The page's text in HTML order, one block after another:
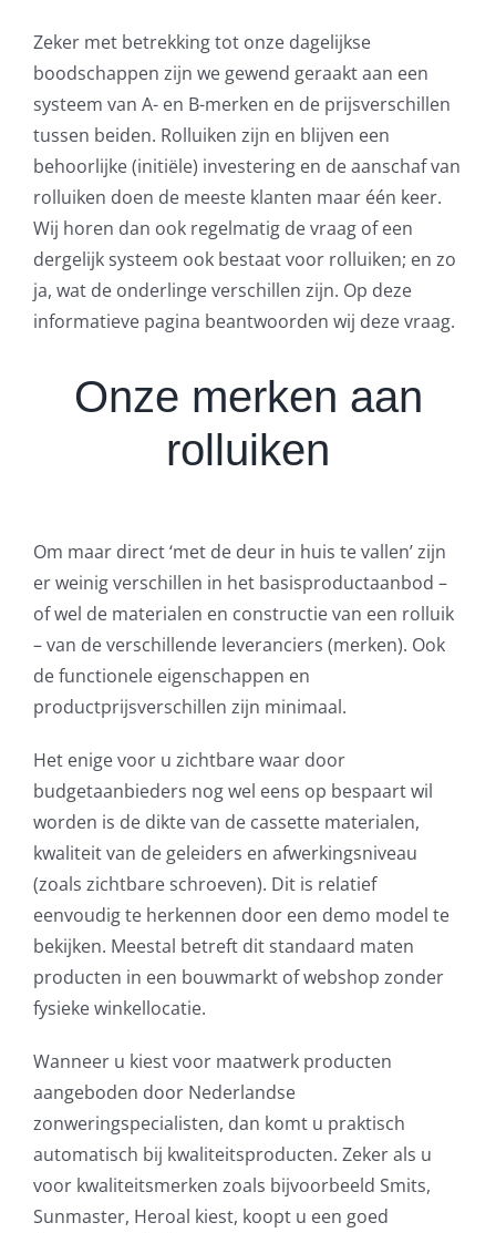
Zeker met betrekking tot onze dagelijkse
boodschappen zijn we gewend geraakt aan een
systeem van A- en B-merken en de prijsverschillen
tussen beiden. Rolluiken zijn en blijven een
behoorlijke (initiële) investering en de aanschaf van
rolluiken doen de meeste klanten maar één keer.
Wij horen dan ook regelmatig de vraag of een
dergelijk systeem ook bestaat voor rolluiken; en zo
ja, wat de onderlinge verschillen zijn. Op deze
informatieve pagina beantwoorden wij deze vraag.
Onze merken aan
rolluiken
Om maar direct ‘met de deur in huis te vallen’ zijn
er weinig verschillen in het basisproductaanbod –
of wel de materialen en constructie van een rolluik
– van de verschillende leveranciers (merken). Ook
de functionele eigenschappen en
productprijsverschillen zijn minimaal.
Het enige voor u zichtbare waar door
budgetaanbieders nog wel eens op bespaart wil
worden is de dikte van de cassette materialen,
kwaliteit van de geleiders en afwerkingsniveau
(zoals zichtbare schroeven). Dit is relatief
eenvoudig te herkennen door een demo model te
bekijken. Meestal betreft dit standaard maten
producten in een bouwmarkt of webshop zonder
fysieke winkellocatie.
Wanneer u kiest voor maatwerk producten
aangeboden door Nederlandse
zonweringspecialisten, dan komt u praktisch
automatisch bij kwaliteitsproducten. Zeker als u
voor kwaliteitsmerken zoals bijvoorbeeld Smits,
Sunmaster, Heroal kiest, koopt u een goed